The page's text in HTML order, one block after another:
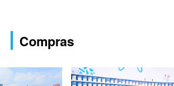
Compras